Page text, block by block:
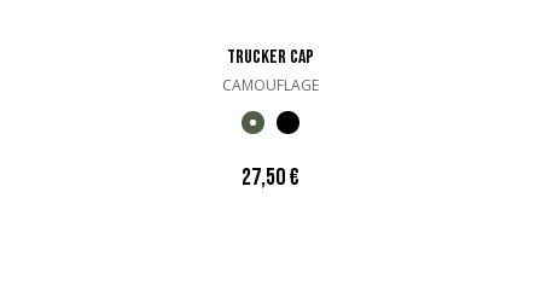
TRUCKER CAP
CAMOUFLAGE
27,50 €